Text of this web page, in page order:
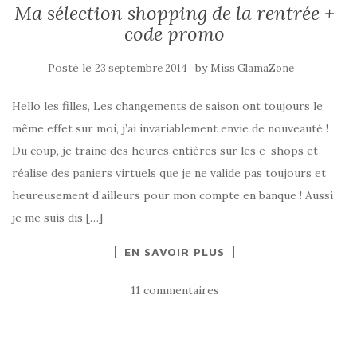
Ma sélection shopping de la rentrée +
code promo
Posté le 23 septembre 2014 by Miss GlamaZone
Hello les filles, Les changements de saison ont toujours le
même effet sur moi, j’ai invariablement envie de nouveauté !
Du coup, je traine des heures entières sur les e-shops et
réalise des paniers virtuels que je ne valide pas toujours et
heureusement d’ailleurs pour mon compte en banque ! Aussi
je me suis dis […]
EN SAVOIR PLUS
11 commentaires